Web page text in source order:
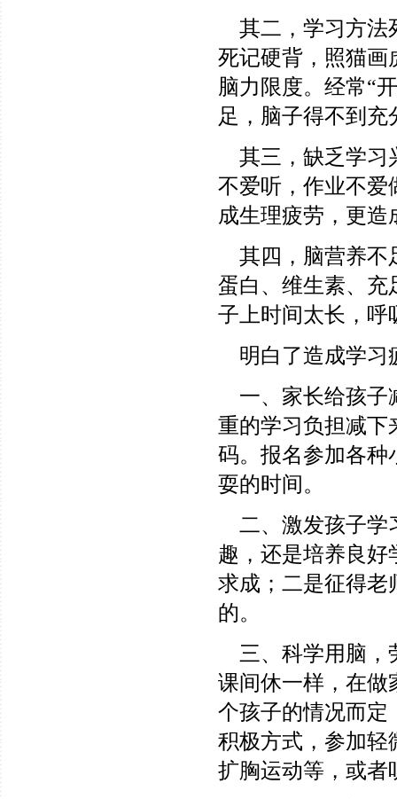
其二，学习方法
死记硬背，照猫画
脑力限度。经常“
足，脑子得不到
其三，缺乏学习
不爱听，作业不爱
成生理疲劳，更
其四，脑营养不
蛋白、维生素、充
子上时间太长，呼
明白了造成学习
一、家长给孩子
重的学习负担减下
码。报名参加各种
耍的时间。
二、激发孩子学
趣，还是培养良好
求成；二是征得老
的。
三、科学用脑，
课间休一样，在做
个孩子的情况而定
积极方式，参加轻
扩胸运动等，或者